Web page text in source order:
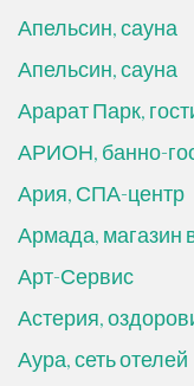
Апельсин, сауна
Апельсин, сауна
Арарат Парк,
АРИОН, банно-
Ария, СПА-центр
Армада, магазин
Арт-Сервис
Астерия,
Аура, сеть отелей